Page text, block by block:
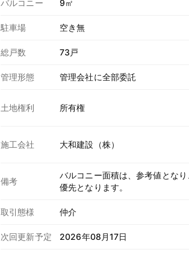
バルコニー 9㎡
駐車場 空き無
総戸数 73戸
管理形態 管理会社に全部委託
土地権利 所有権
施工会社 大和建設（株）
備考
バルコニー面積は、参考値とな
優先となります。
取引態様 仲介
次回更新予定 2026年08月17日